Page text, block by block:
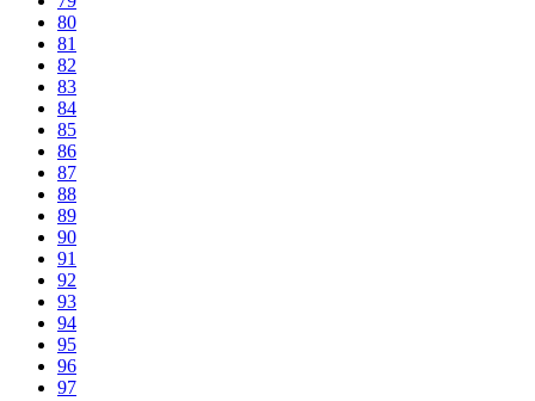
80
81
82
83
84
85
86
87
88
89
90
91
92
93
94
95
96
97